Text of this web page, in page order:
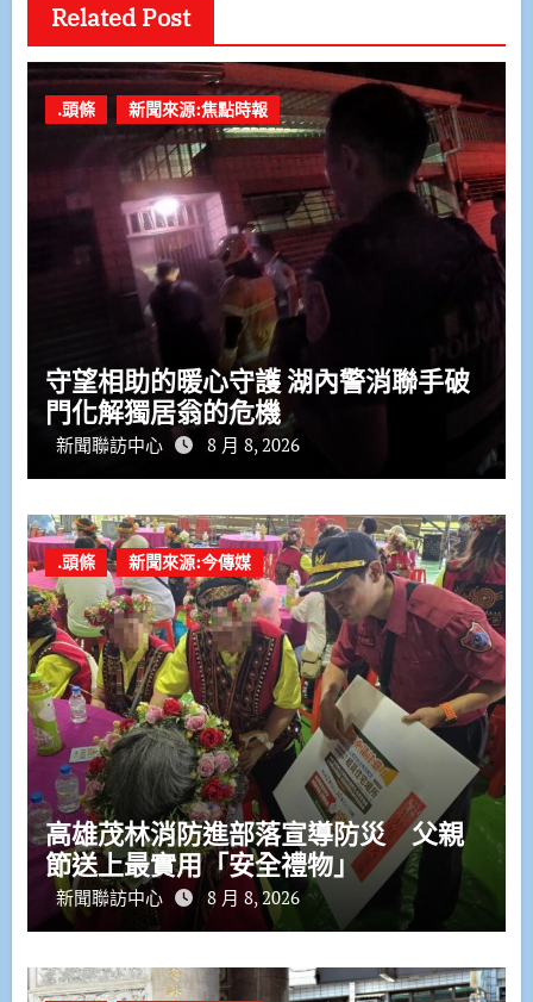
Related Post
.頭條 新聞來源:焦點時報
守望相助的暖心守護 湖內警消聯手破
門化解獨居翁的危機
新聞聯訪中心 8 月 8, 2026
.頭條 新聞來源:今傳媒
高雄茂林消防進部落宣導防災 父親
節送上最實用「安全禮物」
新聞聯訪中心 8 月 8, 2026